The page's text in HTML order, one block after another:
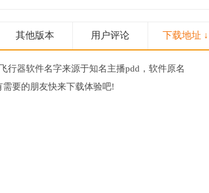
其他版本 用户评论 下载地址 ↓
行器软件名字来源于知名主播pdd，软件原名
需要的朋友快来下载体验吧!